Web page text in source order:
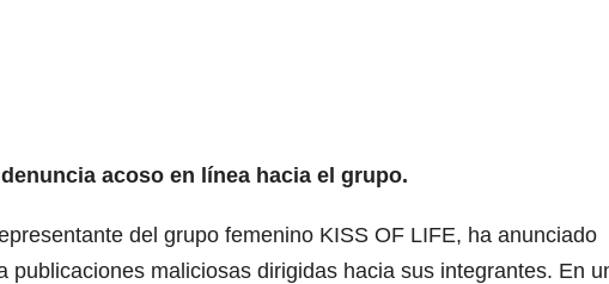
acoso en línea hacia el grupo.
del grupo femenino KISS OF LIFE, ha anunciado
publicaciones maliciosas dirigidas hacia sus integrantes. En